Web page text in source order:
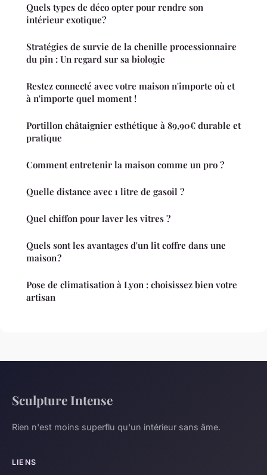
Quels types de déco opter pour rendre son
intérieur exotique?
Stratégies de survie de la chenille processionnaire
du pin : Un regard sur sa biologie
Restez connecté avec votre maison n'importe où et
à n'importe quel moment !
Portillon châtaignier esthétique à 89,90€ durable et
pratique
Comment entretenir la maison comme un pro ?
Quelle distance avec 1 litre de gasoil ?
Quel chiffon pour laver les vitres ?
Quels sont les avantages d'un lit coffre dans une
maison ?
Pose de climatisation à Lyon : choisissez bien votre
artisan
Sculpture Intense
Rien n'est moins superflu qu'un intérieur sans âme.
LIENS